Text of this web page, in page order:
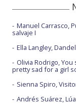
Manuel Carrasco,
salvaje I
Ella Langley,
Olivia Rodrigo, You
pretty sad for a girl
Sienna Spiro,
Andrés Suárez, Lúa